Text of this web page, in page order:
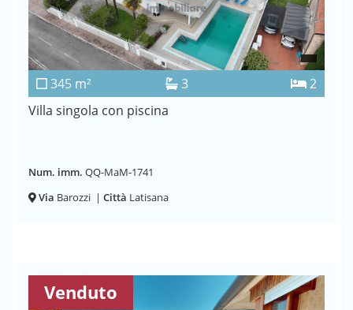
345 m² 3
2
Villa singola con piscina
Num. imm. QQ-MaM-1741
Via Barozzi | Città Latisana
Venduto